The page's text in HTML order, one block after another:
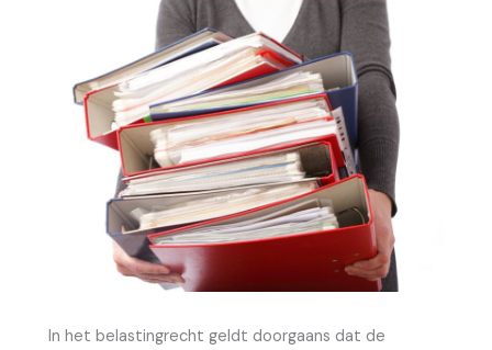
In het belastingrecht geldt doorgaans dat de